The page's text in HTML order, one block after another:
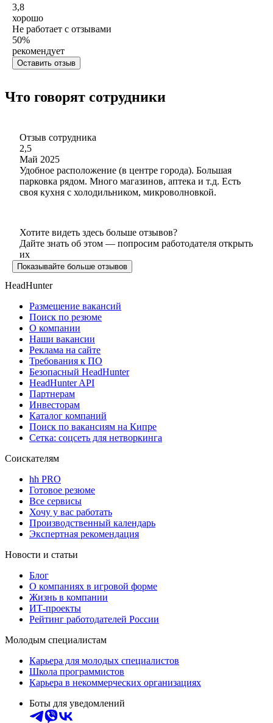
3,8
хорошо
Не работает с отзывами
50%
рекомендует
Оставить отзыв
Что говорят сотрудники
Отзыв сотрудника
2,5
Май 2025
Удобное расположение (в центре города). Большая
парковка рядом. Много магазинов, аптека и т.д. Есть
своя кухня с холодильником, микроволновкой.
Хотите видеть здесь больше отзывов?
Дайте знать об этом — попросим работодателя открыть
их
Показывайте больше отзывов
HeadHunter
Размещение вакансий
Поиск по резюме
О компании
Наши вакансии
Реклама на сайте
Требования к ПО
Безопасный HeadHunter
HeadHunter API
Партнерам
Инвесторам
Каталог компаний
Поиск по вакансиям на Кипре
Сетка: соцсеть для нетворкинга
Соискателям
hh PRO
Готовое резюме
Все сервисы
Хочу у вас работать
Производственный календарь
Экспертная рекомендация
Новости и статьи
Блог
О компаниях в игровой форме
Жизнь в компании
ИТ-проекты
Рейтинг работодателей России
Молодым специалистам
Карьера для молодых специалистов
Школа программистов
Карьера в некоммерческих организациях
Боты для уведомлений